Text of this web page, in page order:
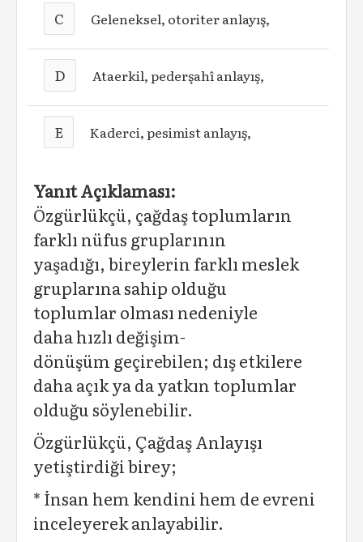
C Geleneksel, otoriter anlayış,
D Ataerkil, pederşahî anlayış,
E Kaderci, pesimist anlayış,
Yanıt Açıklaması:
Özgürlükçü, çağdaş toplumların
farklı nüfus gruplarının
yaşadığı, bireylerin farklı meslek
gruplarına sahip olduğu
toplumlar olması nedeniyle
daha hızlı değişim-
dönüşüm geçirebilen; dış etkilere
daha açık ya da yatkın toplumlar
olduğu söylenebilir.
Özgürlükçü, Çağdaş Anlayışı
yetiştirdiği birey;
* İnsan hem kendini hem de evreni
inceleyerek anlayabilir.